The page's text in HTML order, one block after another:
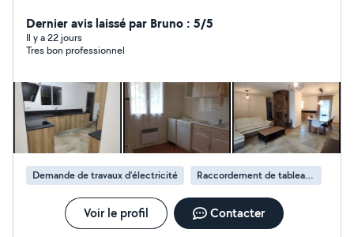
mets aujourd'hui mon expertise au service des
particuliers . Travail soigné Intervention rapide Conseils
personnalisés. Tarifs compétitifs ÉLECTRICITÉ -
remplacement de pompes de piscine - Pose de prises,
interrupteurs, éclairages, luminaires et d'équipements
électriques -Tirage de nouvelle ligne -Dépannage
industrielle JARDINAGE & AMÉNAGEMENT EXTÉRIEUR
Débroussaillage et nettoyage de terrain Taille de haies
et d'arbustes Plantation d'arbres, fleurs et haies
Aménagement de jardin Préparation des sols Fourniture
et pose de gazon synthétique Évacuation des déchets
clim à prix avantageux - Installation de clim. - Entretien
Dernier avis laissé par Bruno : 5/5
Il y a 22 jours
Tres bon professionnel
Demande de travaux d’électricité Raccordement de tableau électrique
Voir le profil Contacter